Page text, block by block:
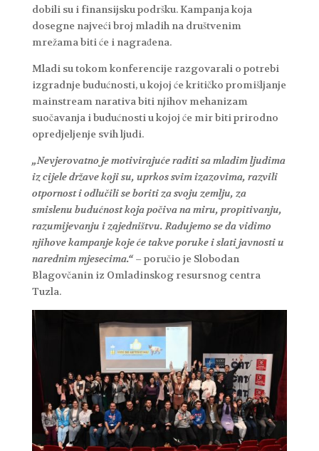
dobili su i finansijsku podršku. Kampanja koja
dosegne najveći broj mladih na društvenim
mrežama biti će i nagrađena.
Mladi su tokom konferencije razgovarali o potrebi
izgradnje budućnosti, u kojoj će kritičko promišljanje
mainstream narativa biti njihov mehanizam
suočavanja i budućnosti u kojoj će mir biti prirodno
opredjeljenje svih ljudi.
„Nevjerovatno je motivirajuće raditi sa mladim ljudima
iz cijele države koji su, uprkos svim izazovima, razvili
otpornost i odlučili se boriti za svoju zemlju, za
smislenu budućnost koja počiva na miru, propitivanju,
razumijevanju i zajedništvu. Radujemo se da vidimo
njihove kampanje koje će takve poruke i slati javnosti u
narednim mjesecima.“– poručio je Slobodan
Blagovčanin iz Omladinskog resursnog centra
Tuzla.